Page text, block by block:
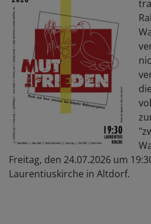
Freitag, den 24.07.2026 um
Laurentiuskirche in Altdorf.